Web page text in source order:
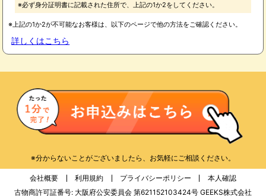
※必ず身分証明書に記載された住所で、上記の1か2をしてください。
※上記の1か2が不可能なお客様は、以下のページで他の方法をご確認ください。
詳しくはこちら
※分からないことがございましたら、お気軽にご相談ください。
会社概要 利用規約 プライバシーポリシー
本人確認
古物商許可証番号: 大阪府公安委員会 第621152103424号 GEEKS株式会社